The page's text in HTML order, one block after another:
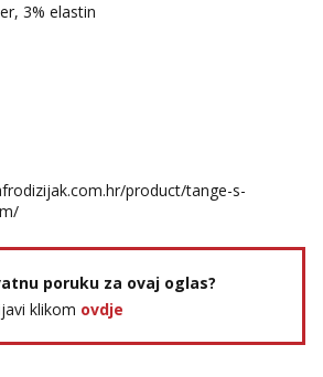
3% elastin
product/tange-s-
poruku za ovaj oglas?
klikom ovdje